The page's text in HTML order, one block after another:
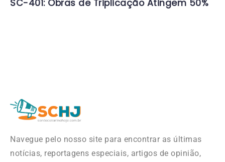
SC-401: Obras de Triplicação Atingem 50%
Navegue pelo nosso site para encontrar as últimas
notícias, reportagens especiais, artigos de opinião,